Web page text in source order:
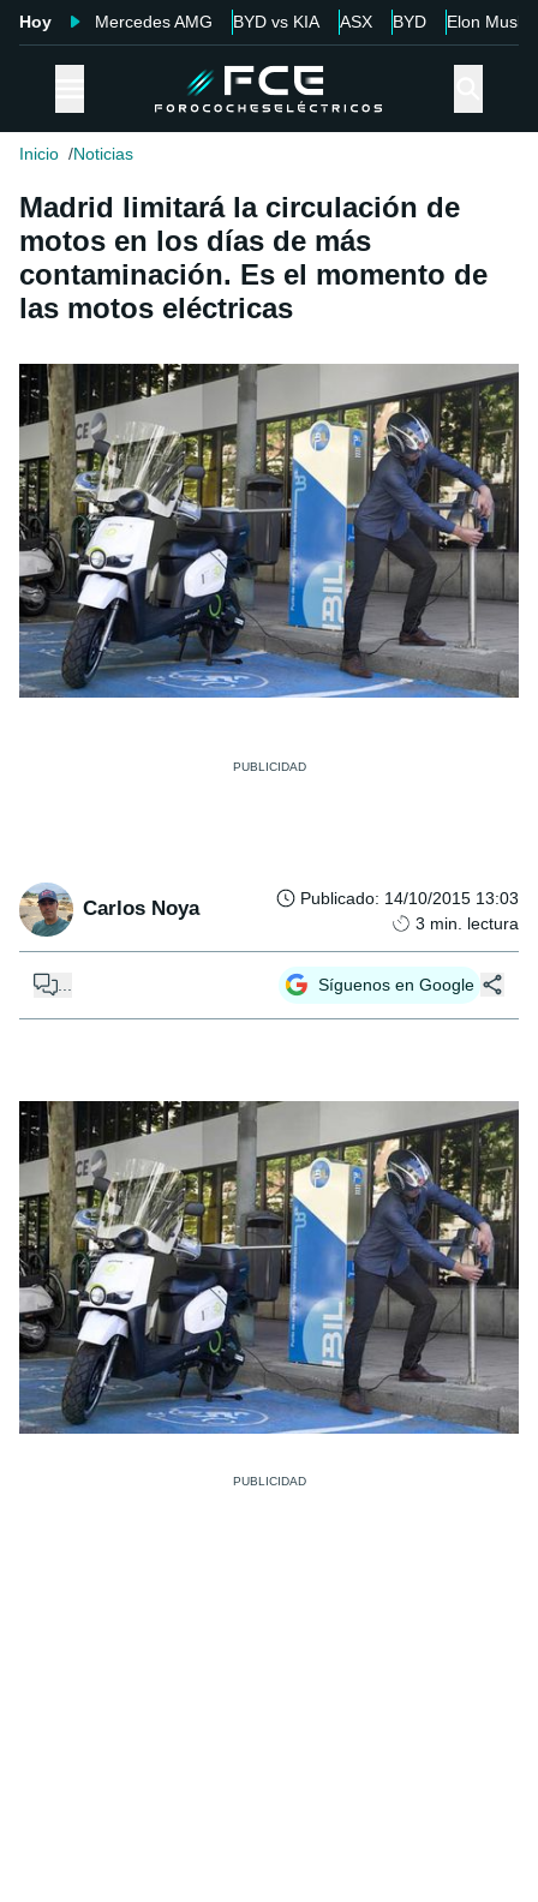
Hoy Mercedes AMG BYD vs KIA ASX BYD Elon Musk
Inicio Noticias
Madrid limitará la circulación de
motos en los días de más
contaminación. Es el momento de
las motos eléctricas
Carlos Noya Publicado: 14/10/2015 13:03
3 min. lectura
Síguenos en Google